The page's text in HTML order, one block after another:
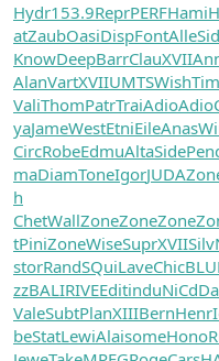
Hydr153.9ReprPERFHami
atZaubOasiDispFontAlle
KnowDeepBarrClauXVII
AlanVartXVIIUMTSWish
ValiThomPatrTraiAdioAdio
yaJameWestEtniEileAnas
CircRobeEdmuAltaSide
maDiamToneIgorJUDA
h
ChetWallZoneZoneZone
tPiniZoneWiseSuprXVIISilv
storRandSQuiLaveChic
zzBALIRIVEEditinduNiCd
ValeSubtPlanXIIIBernHenr
beStatLewiAlaisomeHono